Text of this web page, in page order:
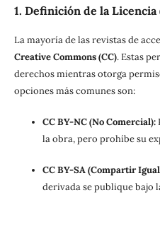
1. Definición de la
La mayoría de las revistas de
Creative Commons (CC). Estas
derechos mientras otorga
opciones más comunes son:
CC BY-NC (No Comercial):
la obra, pero prohíbe su
CC BY-SA (Compartir
derivada se publique bajo